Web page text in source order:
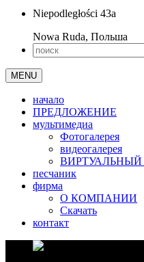
Niepodległości 43a
Nowa Ruda, Польша
MENU
начало
ПРЕДЛОЖЕНИЕ
мультимедиа
Фотогалерея
видеогалерея
ВИРТУАЛЬНЫЙ
песчаник
фирма
О КОМПАНИИ
Скачать
контакт